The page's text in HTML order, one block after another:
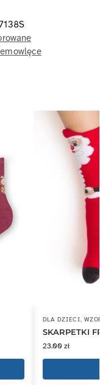
DLA DZIECI,
SKARPETKI
23.00zł